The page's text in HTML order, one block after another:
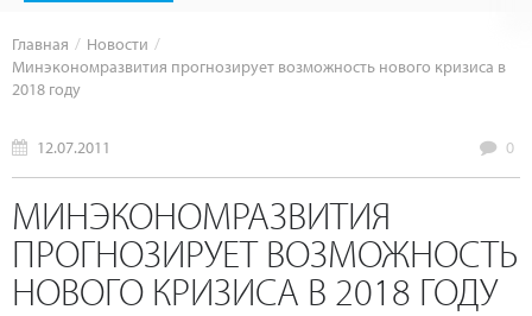
Главная
Новости
Минэкономразвития прогнозирует возможность нового кризиса в
2018 году
12.07.2011 0
МИНЭКОНОМРАЗВИТИЯ
ПРОГНОЗИРУЕТ ВОЗМОЖНОСТЬ
НОВОГО КРИЗИСА В 2018 ГОДУ